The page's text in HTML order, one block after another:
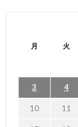
月 火
3 4
10 11